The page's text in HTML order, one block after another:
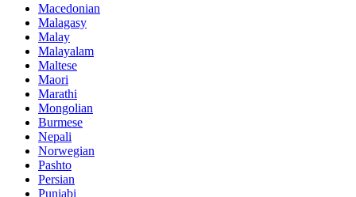
Macedonian
Malagasy
Malay
Malayalam
Maltese
Maori
Marathi
Mongolian
Burmese
Nepali
Norwegian
Pashto
Persian
Punjabi